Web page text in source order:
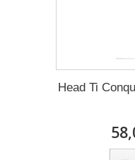
Head Ti